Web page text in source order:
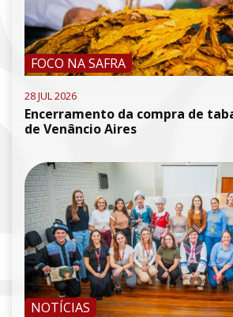
FOCO NA SAFRA
28 JUL 2026
Encerramento da compra de
de Venâncio Aires
NOTÍCIAS